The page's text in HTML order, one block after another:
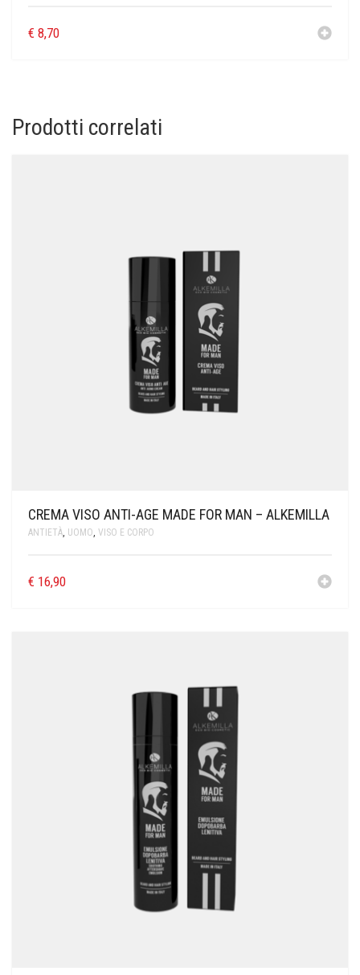
€ 8,70
Prodotti correlati
CREMA VISO ANTI-AGE MADE FOR MAN – ALKEMILLA
ANTIETÀ UOMO VISO E CORPO
€ 16,90